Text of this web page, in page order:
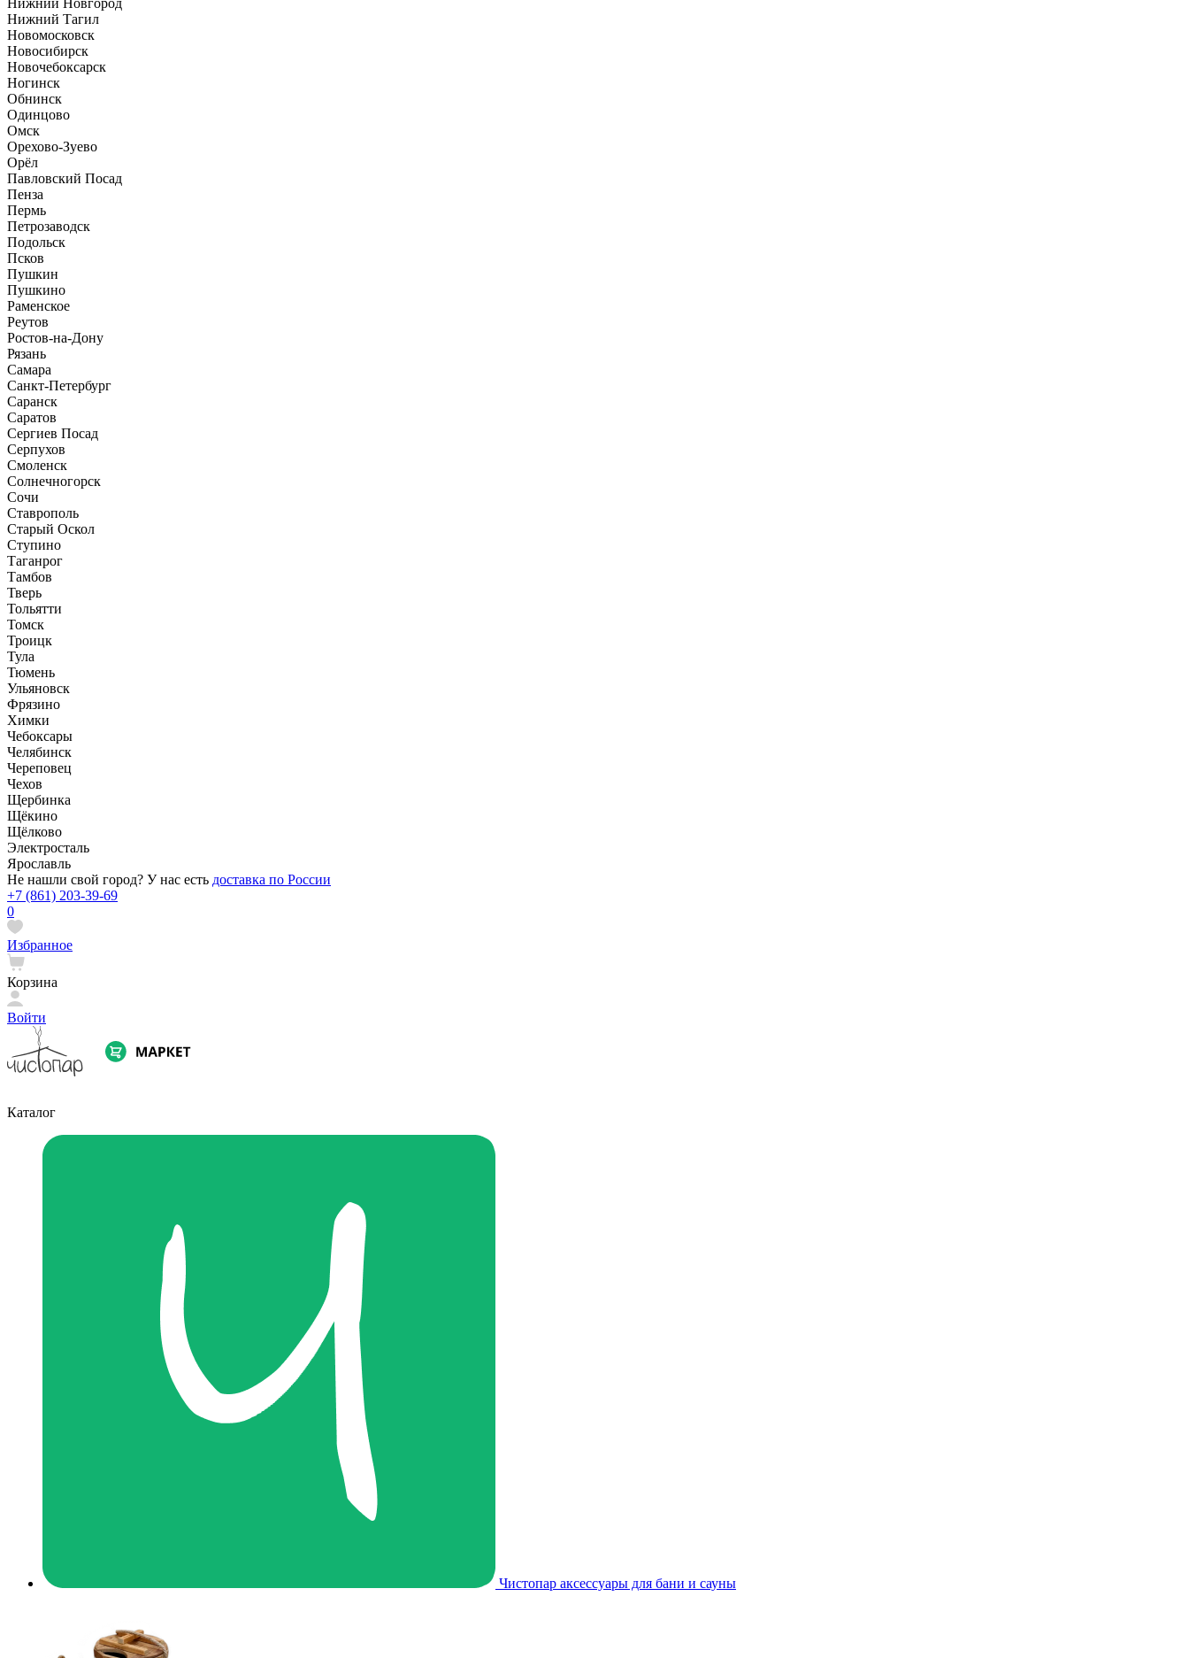
Нижний Новгород
Нижний Тагил
Новомосковск
Новосибирск
Новочебоксарск
Ногинск
Обнинск
Одинцово
Омск
Орехово-Зуево
Орёл
Павловский Посад
Пенза
Пермь
Петрозаводск
Подольск
Псков
Пушкин
Пушкино
Раменское
Реутов
Ростов-на-Дону
Рязань
Самара
Санкт-Петербург
Саранск
Саратов
Сергиев Посад
Серпухов
Смоленск
Солнечногорск
Сочи
Ставрополь
Старый Оскол
Ступино
Таганрог
Тамбов
Тверь
Тольятти
Томск
Троицк
Тула
Тюмень
Ульяновск
Фрязино
Химки
Чебоксары
Челябинск
Череповец
Чехов
Щербинка
Щёкино
Щёлково
Электросталь
Ярославль
Не нашли свой город? У нас есть доставка по России
+7 (861) 203-39-69
0
Избранное
Корзина
Войти
Каталог
Чистопар аксессуары для бани и сауны